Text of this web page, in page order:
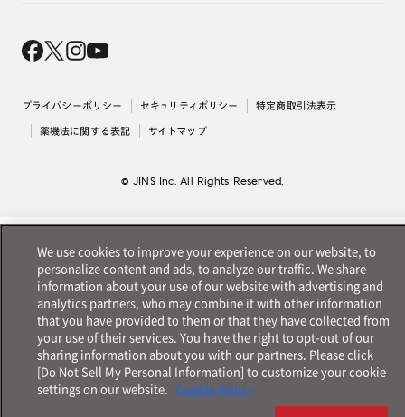
採用情報
出店について
プライバシーポリシー セキュリティポリシー 特定商取引法表示
薬機法に関する表記 サイトマップ
© JINS Inc. All Rights Reserved.
We use cookies to improve your experience on our website, to
personalize content and ads, to analyze our traffic. We share
information about your use of our website with advertising and
analytics partners, who may combine it with other information
that you have provided to them or that they have collected from
your use of their services. You have the right to opt-out of our
sharing information about you with our partners. Please click
[Do Not Sell My Personal Information] to customize your cookie
settings on our website. Cookie Policy